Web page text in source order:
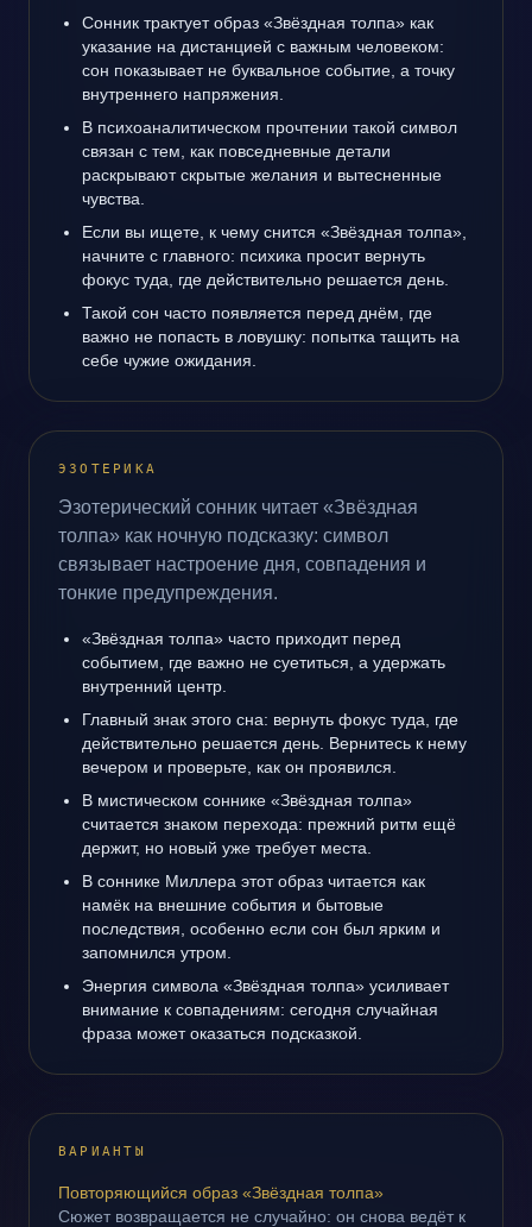
Сонник трактует образ «Звёздная толпа» как
указание на дистанцией с важным человеком:
сон показывает не буквальное событие, а точку
внутреннего напряжения.
В психоаналитическом прочтении такой символ
связан с тем, как повседневные детали
раскрывают скрытые желания и вытесненные
чувства.
Если вы ищете, к чему снится «Звёздная толпа»,
начните с главного: психика просит вернуть
фокус туда, где действительно решается день.
Такой сон часто появляется перед днём, где
важно не попасть в ловушку: попытка тащить на
себе чужие ожидания.
ЭЗОТЕРИКА
Эзотерический сонник читает «Звёздная
толпа» как ночную подсказку: символ
связывает настроение дня, совпадения и
тонкие предупреждения.
«Звёздная толпа» часто приходит перед
событием, где важно не суетиться, а удержать
внутренний центр.
Главный знак этого сна: вернуть фокус туда, где
действительно решается день. Вернитесь к нему
вечером и проверьте, как он проявился.
В мистическом соннике «Звёздная толпа»
считается знаком перехода: прежний ритм ещё
держит, но новый уже требует места.
В соннике Миллера этот образ читается как
намёк на внешние события и бытовые
последствия, особенно если сон был ярким и
запомнился утром.
Энергия символа «Звёздная толпа» усиливает
внимание к совпадениям: сегодня случайная
фраза может оказаться подсказкой.
ВАРИАНТЫ
Повторяющийся образ «Звёздная толпа»
Сюжет возвращается не случайно: он снова ведёт к